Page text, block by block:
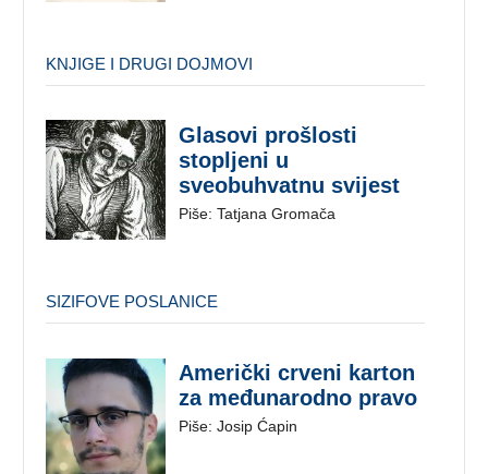
Glasovi prošlosti
stopljeni u
sveobuhvatnu svijest
Piše: Tatjana Gromača
KNJIGE I DRUGI DOJMOVI
Američki crveni karton
za međunarodno pravo
Piše: Josip Ćapin
SIZIFOVE POSLANICE